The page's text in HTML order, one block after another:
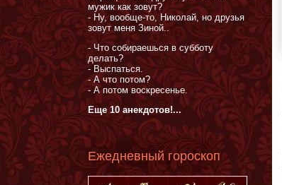
мужик как зовут?
- Ну, вообще-то, Николай, но друзья
зовут меня Зиной..
- Что собираешься в субботу
делать?
- Выспаться.
- А что потом?
- А потом воскресенье.
Еще 10 анекдотов!...
Ежедневный гороскоп